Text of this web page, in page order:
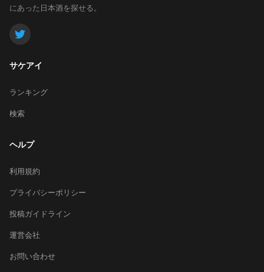
にあった日本酒を探せる。
サケアイ
ランキング
検索
ヘルプ
利用規約
プライバシーポリシー
投稿ガイドライン
運営会社
お問い合わせ